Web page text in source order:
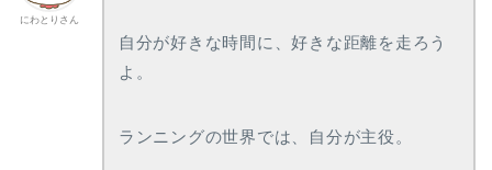
にわとりさん
自分が好きな時間に、好きな距離を走ろう
よ。
ランニングの世界では、自分が主役。